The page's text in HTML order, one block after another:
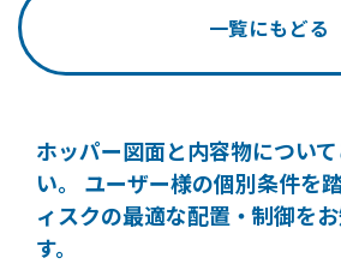
一覧にもどる
ホッパー図面と内容物につい
い。
ユーザー様の個別条件を
ィスクの最適な配置・制御を
す。